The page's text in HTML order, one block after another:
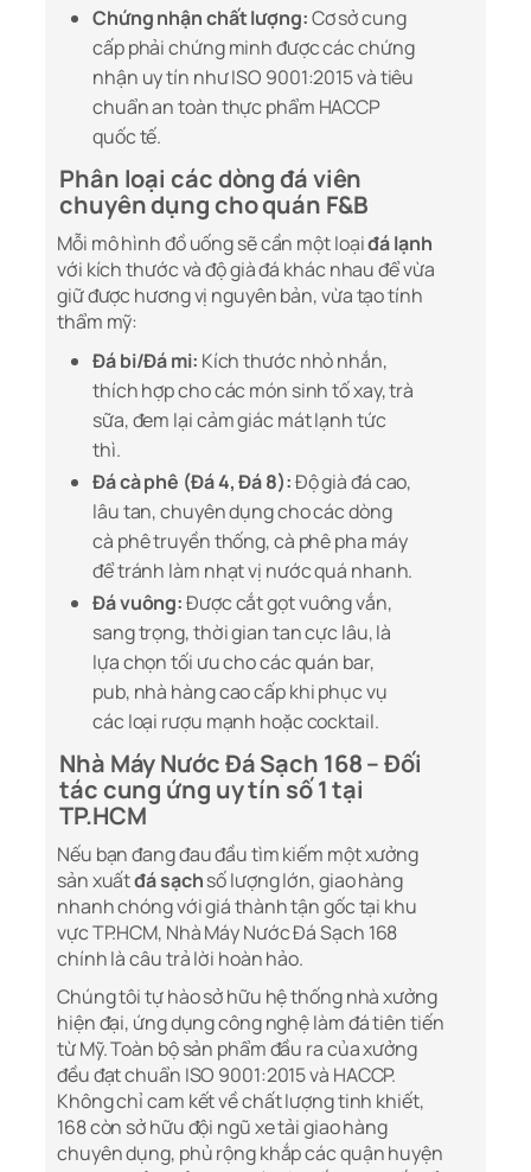
Chứng nhận chất lượng:Cơ sở cung
cấp phải chứng minh được các chứng
nhận uy tín như ISO 9001:2015 và tiêu
chuẩn an toàn thực phẩm HACCP
quốc tế.
Phân loại các dòng đá viên
chuyên dụng cho quán F&B
Mỗi mô hình đồ uống sẽ cần một loạiđá lạnh
với kích thước và độ già đá khác nhau để vừa
giữ được hương vị nguyên bản, vừa tạo tính
thẩm mỹ:
Đá bi/Đá mi: Kích thước nhỏ nhắn,
thích hợp cho các món sinh tố xay, trà
sữa, đem lại cảm giác mát lạnh tức
thì.
Đá cà phê (Đá 4, Đá 8):Độ già đá cao,
lâu tan, chuyên dụng cho các dòng
cà phê truyền thống, cà phê pha máy
để tránh làm nhạt vị nước quá nhanh.
Đá vuông:Được cắt gọt vuông vắn,
sang trọng, thời gian tan cực lâu, là
lựa chọn tối ưu cho các quán bar,
pub, nhà hàng cao cấp khi phục vụ
các loại rượu mạnh hoặc cocktail.
Nhà Máy Nước Đá Sạch 168 – Đối
tác cung ứng uy tín số 1 tại
TP.HCM
Nếu bạn đang đau đầu tìm kiếm một xưởng
sản xuấtđá sạchsố lượng lớn, giao hàng
nhanh chóng với giá thành tận gốc tại khu
vực TP.HCM, Nhà Máy Nước Đá Sạch 168
chính là câu trả lời hoàn hảo.
Chúng tôi tự hào sở hữu hệ thống nhà xưởng
hiện đại, ứng dụng công nghệ làm đá tiên tiến
từ Mỹ. Toàn bộ sản phẩm đầu ra của xưởng
đều đạt chuẩn ISO 9001:2015 và HACCP.
Không chỉ cam kết về chất lượng tinh khiết,
168 còn sở hữu đội ngũ xe tải giao hàng
chuyên dụng, phủ rộng khắp các quận huyện